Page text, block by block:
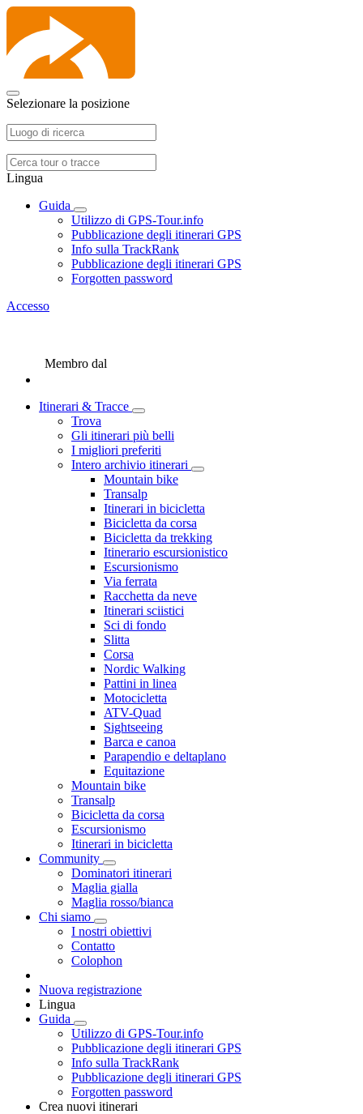
Selezionare la posizione
Lingua
Guida
Utilizzo di GPS-Tour.info
Pubblicazione degli itinerari GPS
Info sulla TrackRank
Pubblicazione degli itinerari GPS
Forgotten password
Accesso
Membro dal
Itinerari & Tracce
Trova
Gli itinerari più belli
I migliori preferiti
Intero archivio itinerari
Mountain bike
Transalp
Itinerari in bicicletta
Bicicletta da corsa
Bicicletta da trekking
Itinerario escursionistico
Escursionismo
Via ferrata
Racchetta da neve
Itinerari sciistici
Sci di fondo
Slitta
Corsa
Nordic Walking
Pattini in linea
Motocicletta
ATV-Quad
Sightseeing
Barca e canoa
Parapendio e deltaplano
Equitazione
Mountain bike
Transalp
Bicicletta da corsa
Escursionismo
Itinerari in bicicletta
Community
Dominatori itinerari
Maglia gialla
Maglia rosso/bianca
Chi siamo
I nostri obiettivi
Contatto
Colophon
Nuova registrazione
Lingua
Guida
Utilizzo di GPS-Tour.info
Pubblicazione degli itinerari GPS
Info sulla TrackRank
Pubblicazione degli itinerari GPS
Forgotten password
Crea nuovi itinerari